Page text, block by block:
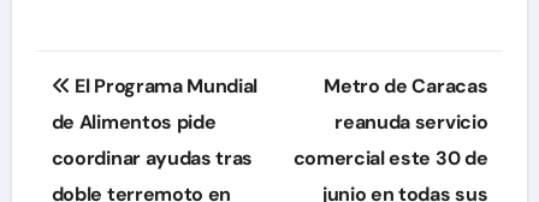
Navegación
de
entradas
El Programa Mundial
de Alimentos pide
coordinar ayudas tras
doble terremoto en
Metro de Caracas
reanuda servicio
comercial este 30 de
junio en todas sus